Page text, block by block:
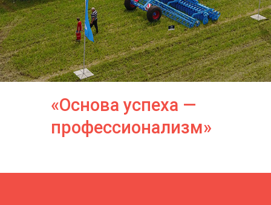
«Основа успеха —
профессионализм»